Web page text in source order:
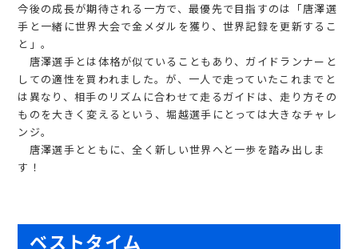
今後の成長が期待される一方で、最優先で目指すのは「唐澤選
手と一緒に世界大会で金メダルを獲り、世界記録を更新するこ
と」。
唐澤選手とは体格が似ていることもあり、ガイドランナーと
しての適性を買われました。が、一人で走っていたこれまでと
は異なり、相手のリズムに合わせて走るガイドは、走り方その
ものを大きく変えるという、堀越選手にとっては大きなチャレ
ンジ。
唐澤選手とともに、全く新しい世界へと一歩を踏み出しま
す！
ベストタイム